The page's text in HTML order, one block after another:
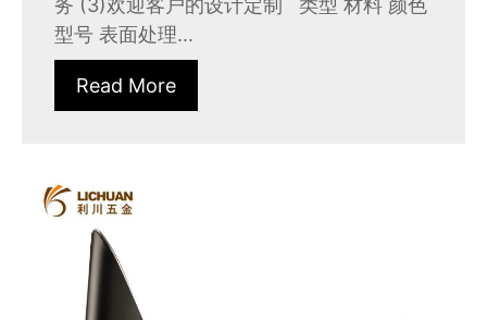
型号 表面处理...
Read More